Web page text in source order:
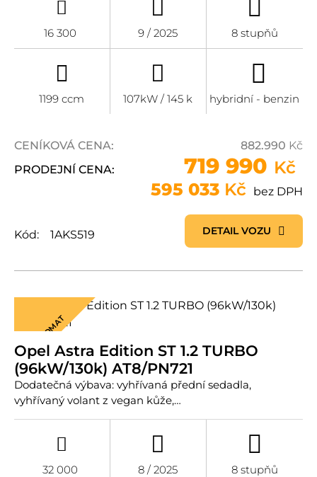
16 300 9 / 2025 8 stupňů
1199 ccm 107kW / 145 k hybridní - benzin
CENÍKOVÁ CENA: 882.990 Kč
PRODEJNÍ CENA:
719 990 Kč
595 033 Kč bez DPH
Kód: 1AKS519 DETAIL VOZU
AUTOMAT
Opel Astra Edition ST 1.2 TURBO
(96kW/130k) AT8/PN721
Dodatečná výbava: vyhřívaná přední sedadla,
vyhřívaný volant z vegan kůže,…
32 000 8 / 2025 8 stupňů